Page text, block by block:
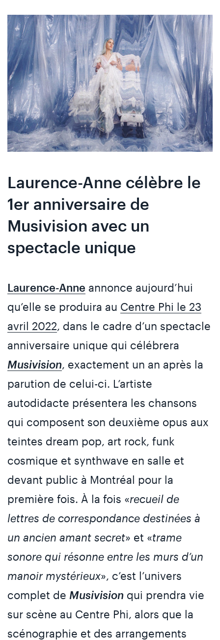
to
content
to
navigation
Laurence-Anne célèbre le
1er anniversaire de
Musivision avec un
spectacle unique
Laurence-Anne annonce aujourd’hui
qu’elle se produira au Centre Phi le 23
avril 2022, dans le cadre d’un spectacle
anniversaire unique qui célébrera
Musivision, exactement un an après la
parution de celui-ci. L’artiste
autodidacte présentera les chansons
qui composent son deuxième opus aux
teintes dream pop, art rock, funk
cosmique et synthwave en salle et
devant public à Montréal pour la
première fois. À la fois «recueil de
lettres de correspondance destinées à
un ancien amant secret» et «trame
sonore qui résonne entre les murs d’un
manoir mystérieux», c’est l’univers
complet de Musivision qui prendra vie
sur scène au Centre Phi, alors que la
scénographie et des arrangements